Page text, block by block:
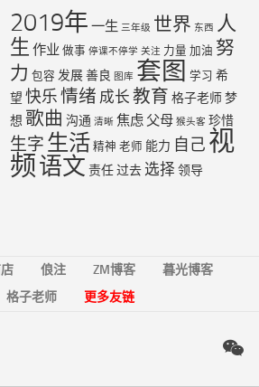
2019年 一生 三年级 世界 东西 人
生 作业 做事 停课不停学 关注 力量 加油 努
力 包容 发展善良 图库 套图 学习 希
望 快乐情绪 成长 教育 格子老师梦
想 歌曲 沟通 清晰 焦虑 父母 猴头客 珍惜
生字 生活 精神 老师 能力 自己 视
频语文 责任过去 选择 领导
俍注 ZM博客
暮光博客
格子老师 更多友链